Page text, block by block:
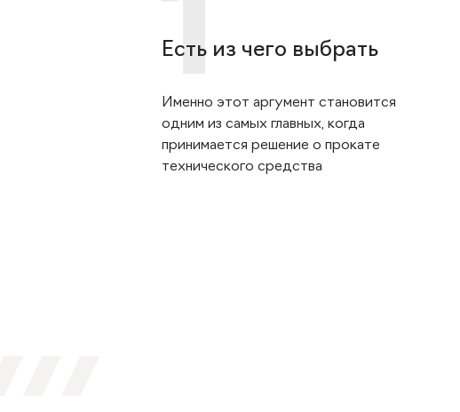
Есть из чего выбрать
Именно этот аргумент становится
одним из самых главных, когда
принимается решение о прокате
технического средства